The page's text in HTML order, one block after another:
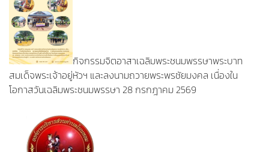
กิจกรรมจิตอาสาเฉลิมพระชนมพรรษาพระบาท
สมเด็จพระเจ้าอยู่หัวฯ และลงนามถวายพระพรชัยมงคล เนื่องใน
โอกาสวันเฉลิมพระชนมพรรษา 28 กรกฎาคม 2569